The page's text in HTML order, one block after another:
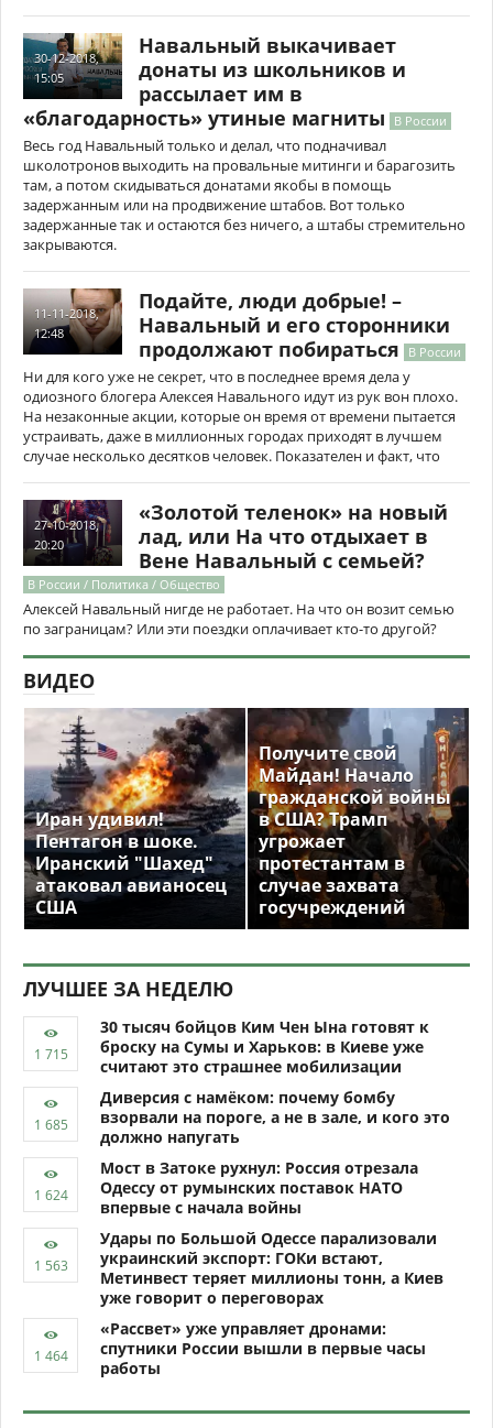
30-12-2018,
15:05
Навальный выкачивает
донаты из школьников и
рассылает им в
«благодарность» утиные магниты
В России
Весь год Навальный только и делал, что подначивал
школотронов выходить на провальные митинги и барагозить
там, а потом скидываться донатами якобы в помощь
задержанным или на продвижение штабов. Вот только
задержанные так и остаются без ничего, а штабы стремительно
закрываются.
11-11-2018,
12:48
Подайте, люди добрые! –
Навальный и его сторонники
продолжают побираться
В России
Ни для кого уже не секрет, что в последнее время дела у
одиозного блогера Алексея Навального идут из рук вон плохо.
На незаконные акции, которые он время от времени пытается
устраивать, даже в миллионных городах приходят в лучшем
случае несколько десятков человек. Показателен и факт, что
27-10-2018,
20:20
«Золотой теленок» на новый
лад, или На что отдыхает в
Вене Навальный с семьей?
В России / Политика / Общество
Алексей Навальный нигде не работает. На что он возит семью
по заграницам? Или эти поездки оплачивает кто-то другой?
ВИДЕО
Иран удивил!
Пентагон в шоке.
Иранский "Шахед"
атаковал авианосец
США
Получите свой
Майдан! Начало
гражданской войны
в США? Трамп
угрожает
протестантам в
случае захвата
госучреждений
ЛУЧШЕЕ ЗА НЕДЕЛЮ
30 тысяч бойцов Ким Чен Ына готовят к
броску на Сумы и Харьков: в Киеве уже
считают это страшнее мобилизации
Диверсия с намёком: почему бомбу
взорвали на пороге, а не в зале, и кого это
должно напугать
Мост в Затоке рухнул: Россия отрезала
Одессу от румынских поставок НАТО
впервые с начала войны
Удары по Большой Одессе парализовали
украинский экспорт: ГОКи встают,
Метинвест теряет миллионы тонн, а Киев
уже говорит о переговорах
«Рассвет» уже управляет дронами:
спутники России вышли в первые часы
работы